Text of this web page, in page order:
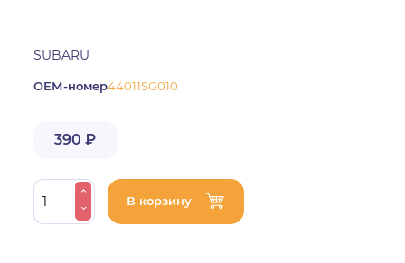
SUBARU
ОЕМ-номер44011SG010
390 ₽
В корзину